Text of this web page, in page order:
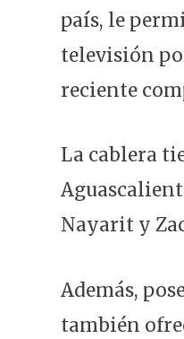
país, le
televisión
reciente
La cablera
Nayarit y
Además,
también